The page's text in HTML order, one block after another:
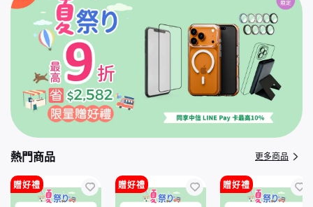
熱門商品 更多商品
贈好禮 贈好禮 贈好禮